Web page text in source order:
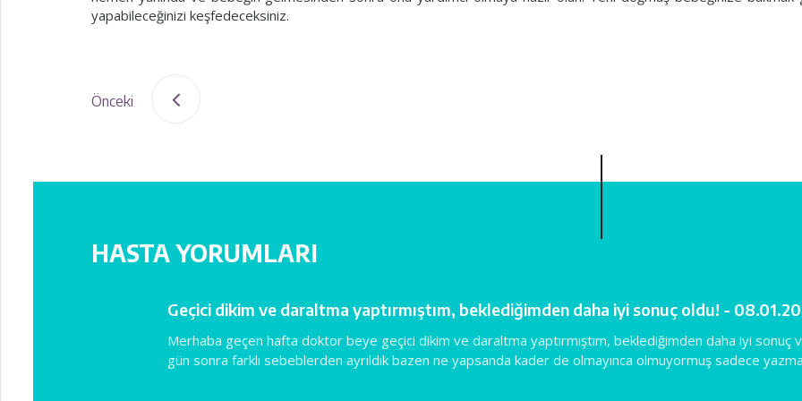
yapabileceğinizi keşfedeceksiniz.
Önceki
HASTA YORUMLARI
Geçici dikim ve daraltma yaptırmıştım, beklediğimden daha iyi sonuç oldu! -
Merhaba geçen hafta doktor beye geçici dikim ve daraltma yaptırmıştım, beklediğimden daha iyi
gün sonra farklı sebeblerden ayrıldık bazen ne yapsanda kader de olmayınca olmuyormuş sadece